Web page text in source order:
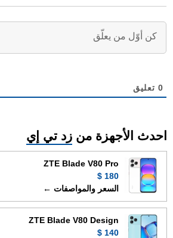
0 تعليق
احدث الأجهزة من زد تي إي
ZTE Blade V80 Pro
180 $
السعر والمواصفات ←
ZTE Blade V80 Design
140 $